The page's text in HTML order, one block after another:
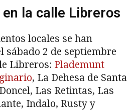
en la calle Libreros
locales se han
sábado 2 de septiembre
Libreros: Plademunt
, La Dehesa de Santa
Las Retintas, Las
Indalo, Rusty y